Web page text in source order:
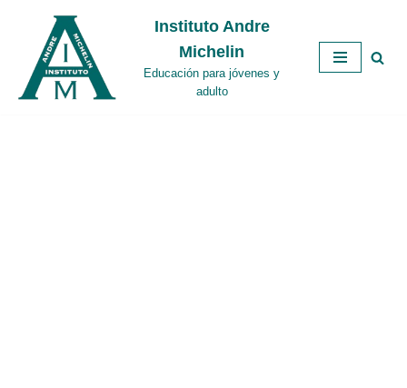
Saltar
contenido
Instituto Andre
Michelin
Educación para jóvenes y
adulto